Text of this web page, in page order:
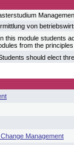
von
this module students
from the
should elect
Management